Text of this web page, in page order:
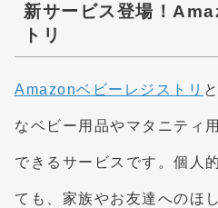
新サービス登場！
トリ
Amazonベビーレジストリ
なベビー用品やマタニティ
できるサービスです。個人
ても、家族やお友達へのほ